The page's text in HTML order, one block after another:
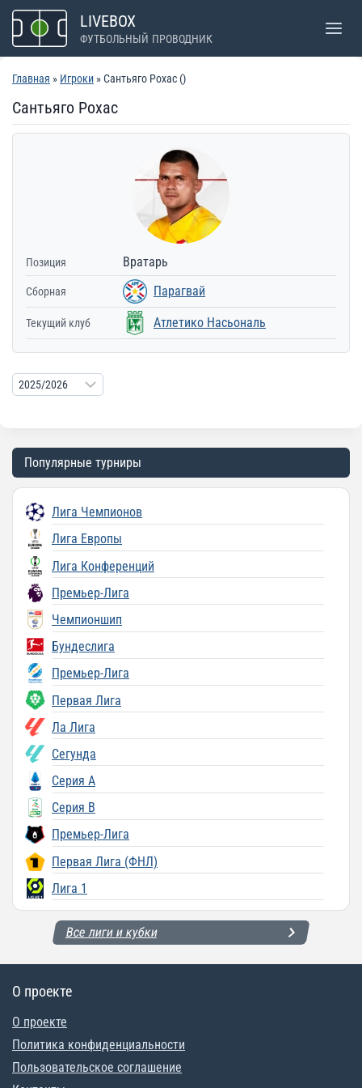
Перейти
содержимому
LIVEBOX
ФУТБОЛЬНЫЙ ПРОВОДНИК
Главная » Игроки » Сантьяго Рохас ()
Сантьяго Рохас
Позиция Вратарь
Сборная Парагвай
Текущий клуб Атлетико Насьональ
Популярные турниры
Лига Чемпионов
Лига Европы
Лига Конференций
Премьер-Лига
Чемпионшип
Бундеслига
Премьер-Лига
Первая Лига
Ла Лига
Сегунда
Серия A
Серия B
Премьер-Лига
Первая Лига (ФНЛ)
Лига 1
Все лиги и кубки
О проекте
О проекте
Политика конфиденциальности
Пользовательское соглашение